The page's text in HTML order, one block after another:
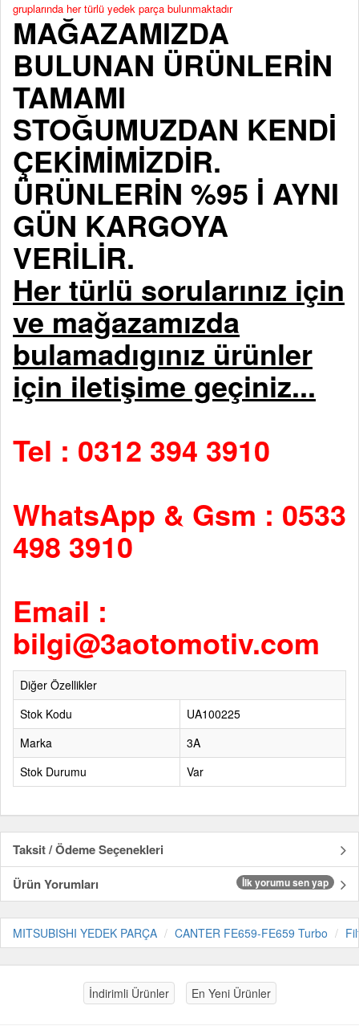
gruplarında her türlü yedek parça bulunmaktadır
MAĞAZAMIZDA
BULUNAN ÜRÜNLERİN
TAMAMI
STOĞUMUZDAN KENDİ
ÇEKİMİMİZDİR.
ÜRÜNLERİN %95 İ AYNI
GÜN KARGOYA
VERİLİR.
Her türlü sorularınız için
ve mağazamızda
bulamadıgınız ürünler
için iletişime geçiniz...
Tel : 0312 394 3910
WhatsApp & Gsm : 0533
498 3910
Email :
bilgi@3aotomotiv.com
Diğer Özellikler
Stok Kodu
UA100225
Marka
3A
Stok Durumu
Var
Taksit / Ödeme Seçenekleri
Ürün Yorumları
İlk yorumu sen yap
MITSUBISHI YEDEK PARÇA CANTER FE659-FE659 Turbo
İndirimli Ürünler En Yeni Ürünler